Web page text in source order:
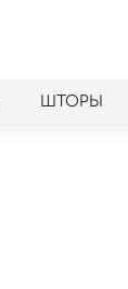
ШТОРЫ